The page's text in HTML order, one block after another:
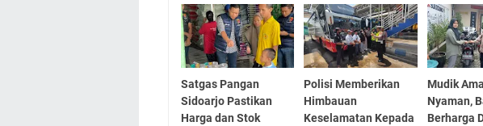
Satgas Pangan
Sidoarjo Pastikan
Harga dan Stok
Polisi Memberikan
Himbauan
Keselamatan Kepada
Mudik
Nyaman,
Berharga